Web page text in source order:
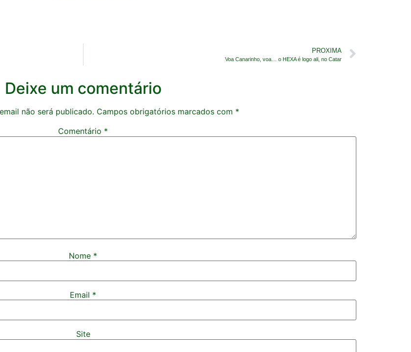
PROXIMA
Voa Canarinho, voa… o HEXA é logo ali, no Catar
Deixe um comentário
não será publicado. Campos obrigatórios marcados com *
Comentário *
Nome *
Email *
Site